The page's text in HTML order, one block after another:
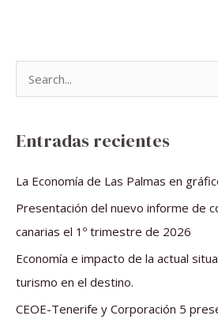
a
r
Entradas recientes
La Economía de Las Palmas en
Presentación del nuevo informe de
canarias el 1º trimestre de 2026
Economía e impacto de la actual
turismo en el destino.
CEOE-Tenerife y Corporación 5